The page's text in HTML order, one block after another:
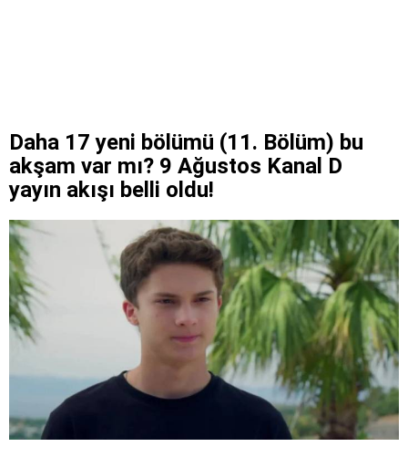
Daha 17 yeni bölümü (11. Bölüm) bu
akşam var mı? 9 Ağustos Kanal D
yayın akışı belli oldu!